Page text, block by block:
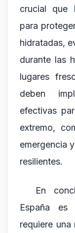
crucial que
para
hidratadas,
durante las
lugares
deben
efectivas
extremo,
emergencia
resilientes.
En
España es
requiere